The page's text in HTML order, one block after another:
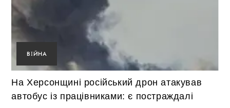
ВІЙНА
На Херсонщині російський дрон атакував
автобус із працівниками: є постраждалі